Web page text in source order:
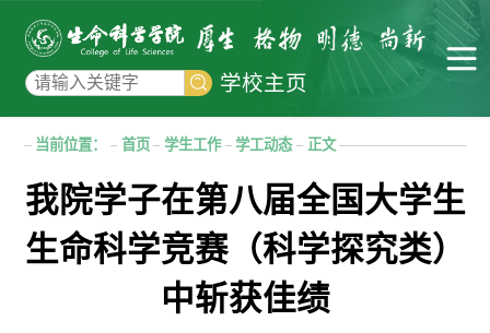
学校主页
当前位置： 首页 学生工作 学工动态 正文
我院学子在第八届全国大学生
生命科学竞赛（科学探究类）
中斩获佳绩